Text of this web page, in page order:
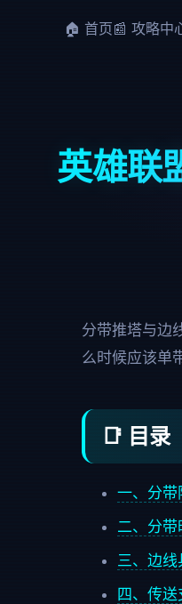
🏠 首页📰 攻略中
英雄联
分带推塔与边
么时候应该单
📑 目录
一、分带
二、分
三、边线
四、传送